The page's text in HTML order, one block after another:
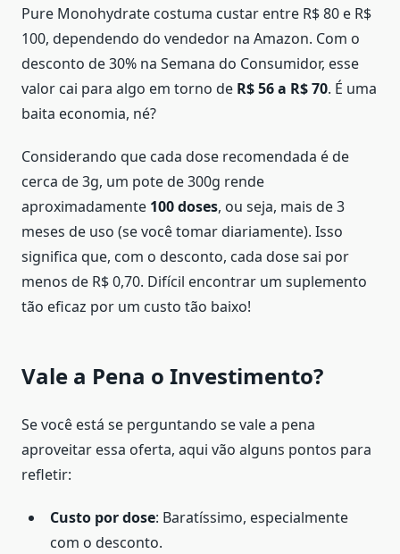
Pure Monohydrate costuma custar entre R$ 80 e R$
100, dependendo do vendedor na Amazon. Com o
desconto de 30% na Semana do Consumidor, esse
valor cai para algo em torno de R$ 56 a R$ 70. É uma
baita economia, né?
Considerando que cada dose recomendada é de
cerca de 3g, um pote de 300g rende
aproximadamente 100 doses, ou seja, mais de 3
meses de uso (se você tomar diariamente). Isso
significa que, com o desconto, cada dose sai por
menos de R$ 0,70. Difícil encontrar um suplemento
tão eficaz por um custo tão baixo!
Vale a Pena o Investimento?
Se você está se perguntando se vale a pena
aproveitar essa oferta, aqui vão alguns pontos para
refletir:
Custo por dose: Baratíssimo, especialmente
com o desconto.